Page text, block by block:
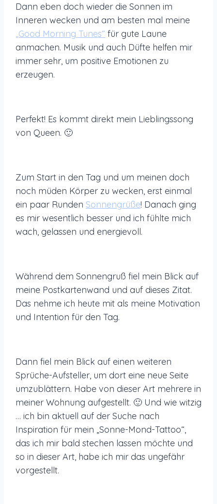
Dann eben doch wieder die Sonnen im
Inneren wecken und am besten mal meine
„Good Morning Tunes“ für gute Laune
anmachen. Musik und auch Düfte helfen mir
immer sehr, um positive Emotionen zu
erzeugen.
Perfekt! Es kommt direkt mein Lieblingssong
von Queen. 🙂
Zum Start in den Tag und um meinen doch
noch müden Körper zu wecken, erst einmal
ein paar Runden Sonnengrüße! Danach ging
es mir wesentlich besser und ich fühlte mich
wach, gelassen und energievoll.
Während dem Sonnengruß fiel mein Blick auf
meine Postkartenwand und auf dieses Zitat.
Das nehme ich heute mit als meine Motivation
und Intention für den Tag.
Dann fiel mein Blick auf einen weiteren
Sprüche-Aufsteller, um dort eine neue Seite
umzublättern. Habe von dieser Art mehrere in
meiner Wohnung aufgestellt. 🙂 Und wie witzig
… ich bin aktuell auf der Suche nach
Inspiration für mein „Sonne-Mond-Tattoo“,
das ich mir bald stechen lassen möchte und
so in dieser Art, habe ich mir das ungefähr
vorgestellt.